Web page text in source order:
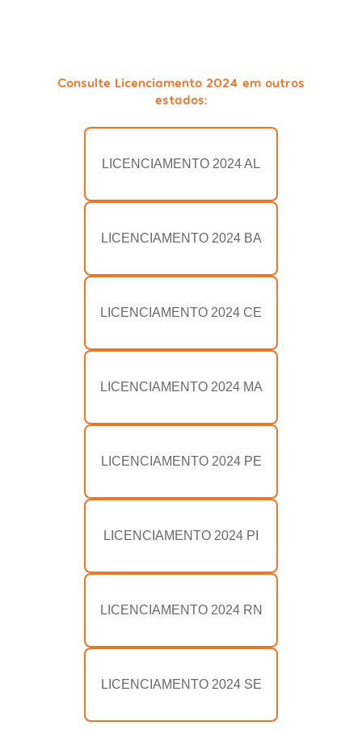
Consulte Licenciamento 2024 em outros
estados:
LICENCIAMENTO 2024 AL
LICENCIAMENTO 2024 BA
LICENCIAMENTO 2024 CE
LICENCIAMENTO 2024 MA
LICENCIAMENTO 2024 PE
LICENCIAMENTO 2024 PI
LICENCIAMENTO 2024 RN
LICENCIAMENTO 2024 SE